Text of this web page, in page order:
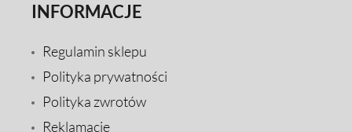
INFORMACJE
Regulamin sklepu
Polityka prywatności
Polityka zwrotów
Reklamacje